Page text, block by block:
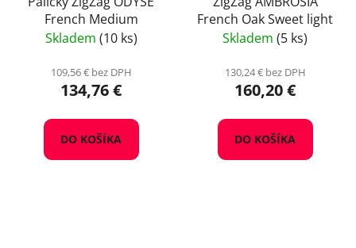
French Medium
Skladem (10 ks)
109,56 € bez DPH
134,76 €
DO KOŠÍKA
French Oak Sweet light
Skladem (5 ks)
130,24 € bez DPH
160,20 €
DO KOŠÍKA